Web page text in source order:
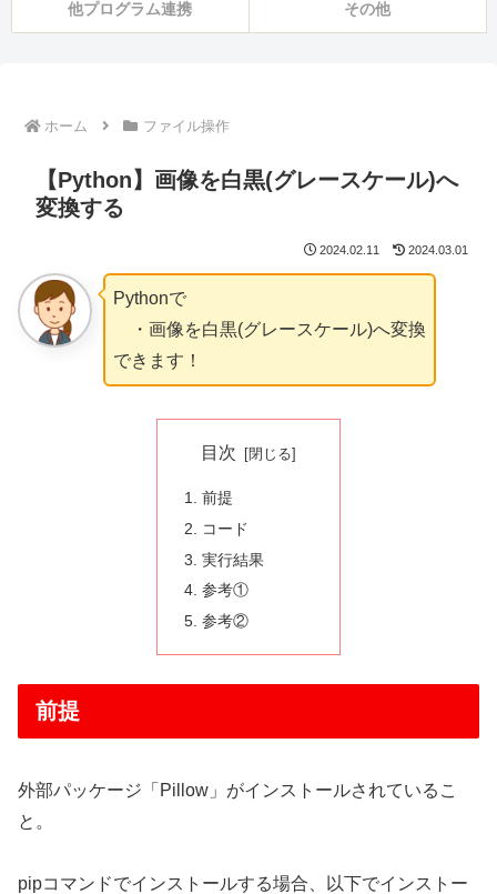
他プログラム連携 その他
ホーム ファイル操作
【Python】画像を白黒(グレースケール)へ
変換する
2024.02.11 2024.03.01
Pythonで
・画像を白黒(グレースケール)へ変換
できます！
目次
前提
コード
実行結果
参考①
参考②
前提
外部パッケージ「Pillow」がインストールされているこ
と。
pipコマンドでインストールする場合、以下でインストー